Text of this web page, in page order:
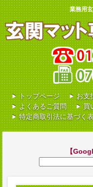
業務用
トップページ お支
よくあるご質問
買
特定商取引法に基づく
【